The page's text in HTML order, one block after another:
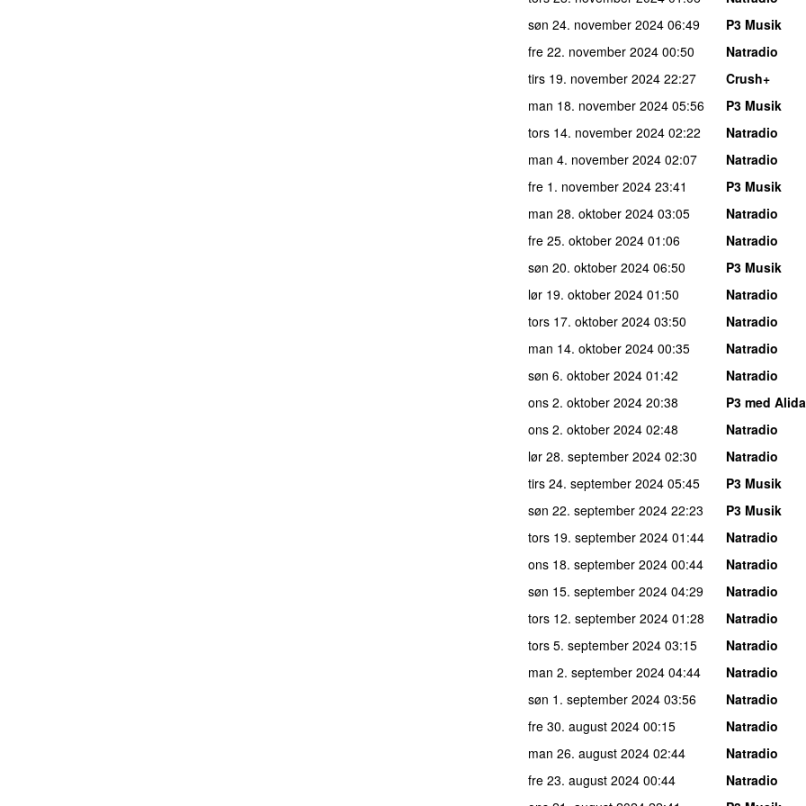
søn 24. november 2024 06:49
P3 Musik
fre 22. november 2024 00:50
Natradio
tirs 19. november 2024 22:27
Crush+
man 18. november 2024 05:56
P3 Musik
tors 14. november 2024 02:22
Natradio
man 4. november 2024 02:07
Natradio
fre 1. november 2024 23:41
P3 Musik
man 28. oktober 2024 03:05
Natradio
fre 25. oktober 2024 01:06
Natradio
søn 20. oktober 2024 06:50
P3 Musik
lør 19. oktober 2024 01:50
Natradio
tors 17. oktober 2024 03:50
Natradio
man 14. oktober 2024 00:35
Natradio
søn 6. oktober 2024 01:42
Natradio
ons 2. oktober 2024 20:38
P3 med
ons 2. oktober 2024 02:48
Natradio
lør 28. september 2024 02:30
Natradio
tirs 24. september 2024 05:45
P3 Musik
søn 22. september 2024 22:23
P3 Musik
tors 19. september 2024 01:44
Natradio
ons 18. september 2024 00:44
Natradio
søn 15. september 2024 04:29
Natradio
tors 12. september 2024 01:28
Natradio
tors 5. september 2024 03:15
Natradio
man 2. september 2024 04:44
Natradio
søn 1. september 2024 03:56
Natradio
fre 30. august 2024 00:15
Natradio
man 26. august 2024 02:44
Natradio
fre 23. august 2024 00:44
Natradio